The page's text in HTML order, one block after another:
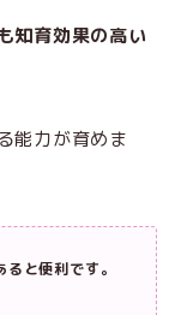
知育効果の高い
能力が育めま
と便利です。